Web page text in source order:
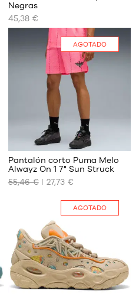
TAMAÑOS
DISPONIBLES
Negras
45,38 €
AGOTADO
TAMAÑOS
DISPONIBLES
Pantalón corto Puma Melo
Alwayz On 1 7" Sun Struck
55,46 €
27,73 €
AGOTADO